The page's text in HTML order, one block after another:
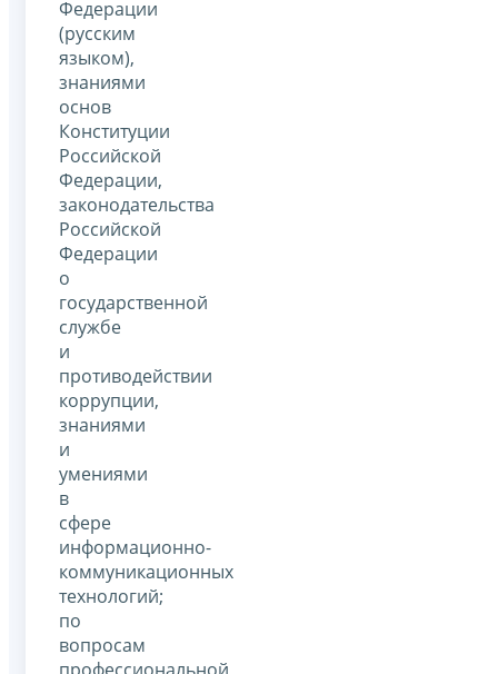
Федерации
(русским
языком),
знаниями
основ
Конституции
Российской
Федерации,
законодательства
Российской
Федерации
о
государственной
службе
и
противодействии
коррупции,
знаниями
и
умениями
в
сфере
информационно-
коммуникационных
технологий;
по
вопросам